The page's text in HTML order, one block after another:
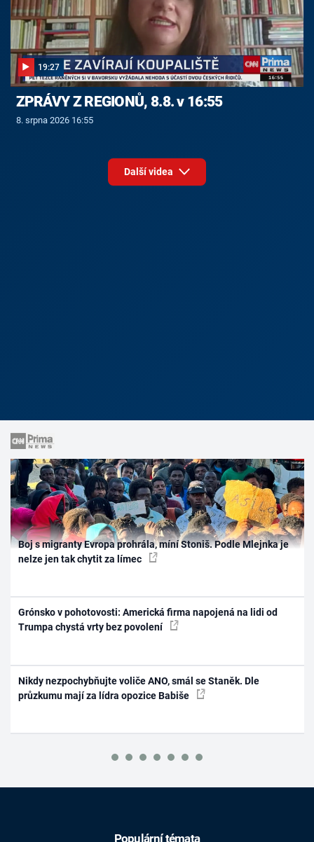
19:27
ZPRÁVY Z REGIONŮ, 8.8. v 16:55
8. srpna 2026 16:55
Další videa
Boj s migranty Evropa prohrála, míní Stoniš. Podle Mlejnka je
nelze jen tak chytit za límec
Grónsko v pohotovosti: Americká firma napojená na lidi od
Trumpa chystá vrty bez povolení
Nikdy nezpochybňujte voliče ANO, smál se Staněk. Dle
průzkumu mají za lídra opozice Babiše
Populární témata